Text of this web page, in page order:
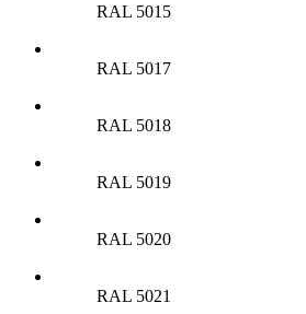
RAL 5015
RAL 5017
RAL 5018
RAL 5019
RAL 5020
RAL 5021